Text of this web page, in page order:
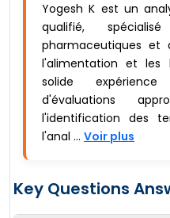
Yogesh K est un
qualifié,
pharmaceutiques et
l'alimentation et les
solide
d'évaluations
l'identification des
l'anal ... Voir plus
Key Questions